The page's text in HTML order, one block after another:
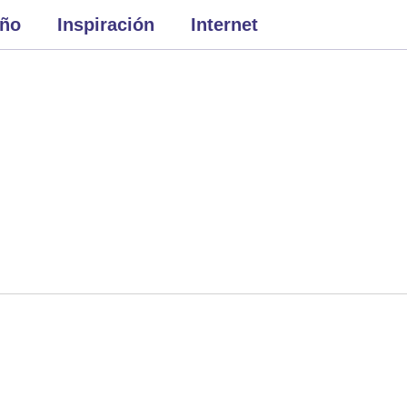
Inspiración Internet